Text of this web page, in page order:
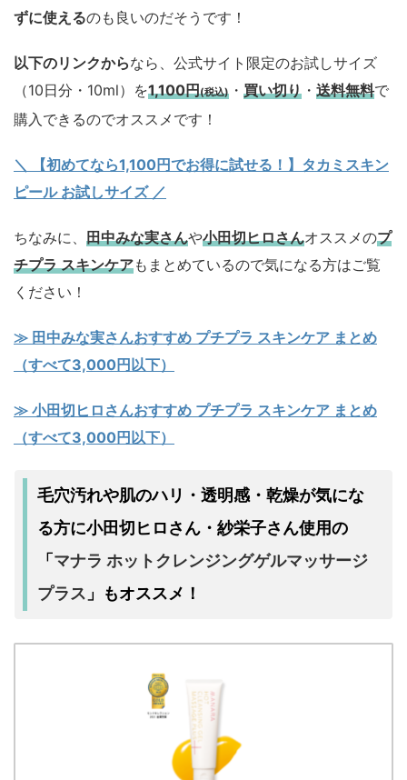
ずに使えるのも良いのだそうです！
以下のリンクからなら、公式サイト限定のお試しサイズ
（10日分・10ml）を1,100円(税込) ・ 買い切り ・ 送料無料で
購入できるのでオススメです！
＼ 【初めてなら1,100円でお得に試せる！】タカミスキン
ピール お試しサイズ／
ちなみに、 田中みな実さんや小田切ヒロさんオススメのプ
チプラ スキンケアもまとめているので気になる方はご覧
ください！
≫ 田中みな実さんおすすめ プチプラ スキンケア まとめ
（すべて3,000円以下）
≫ 小田切ヒロさんおすすめ プチプラ スキンケア まとめ
（すべて3,000円以下）
毛穴汚れや肌のハリ・透明感・乾燥が気にな
る方に小田切ヒロさん・紗栄子さん使用の
「 マナラ ホットクレンジングゲルマッサージ
プラス 」もオススメ！